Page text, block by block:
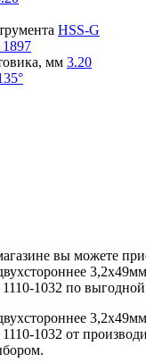
HSS-G
мм 3.20
вы можете
1032 по
1032 от